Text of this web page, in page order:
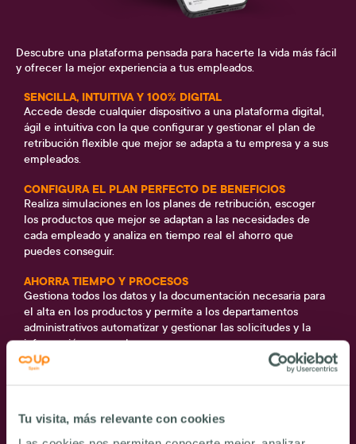
Tu visita, más relevante con cookies
Descubre una plataforma pensada para hacerte la vida más fácil
y ofrecer la mejor experiencia a tus empleados.
SENCILLA, INTUITIVA Y 100% DIGITAL
Accede desde cualquier dispositivo a una plataforma digital,
ágil e intuitiva con la que configurar y gestionar el plan de
retribución flexible que mejor se adapta a tu empresa y a sus
empleados.
CONFIGURA EL PLAN PERFECTO DE BENEFICIOS
Realiza simulaciones en los planes de retribución, escoger
los productos que mejor se adaptan a las necesidades de
cada empleado y analiza en tiempo real el ahorro que
puedes conseguir.
AHORRA TIEMPO Y PROCESOS
Gestiona todos los datos y la documentación necesaria para
el alta en los productos y permite a los departamentos
administrativos automatizar y gestionar las solicitudes y la
información generada.
TODA LA INFORMACIÓN EN TIEMPO REAL
seguimiento de resultados con precisión y transparencia.